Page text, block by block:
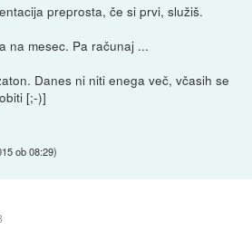
preprosta, če si prvi, služiš.
na mesec. Pa računaj ...
Danes ni niti enega več, včasih se
[;-)]
ob 08:29)